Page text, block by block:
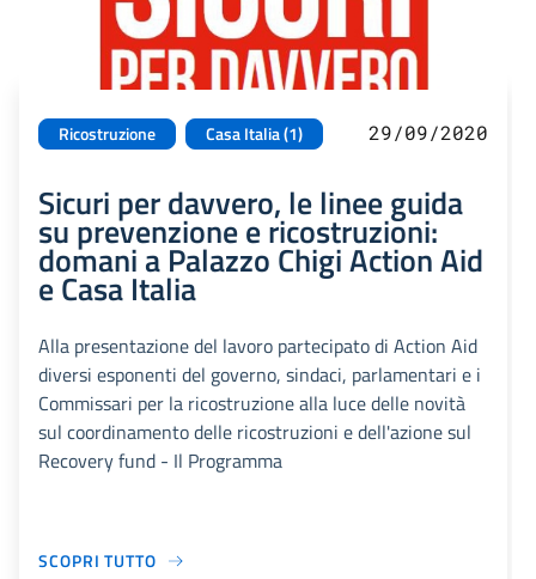
Ricostruzione Casa Italia (1) 29/09/2020
Sicuri per davvero, le linee guida
su prevenzione e ricostruzioni:
domani a Palazzo Chigi Action Aid
e Casa Italia
Alla presentazione del lavoro partecipato di Action Aid
diversi esponenti del governo, sindaci, parlamentari e i
Commissari per la ricostruzione alla luce delle novità
sul coordinamento delle ricostruzioni e dell'azione sul
Recovery fund - Il Programma
SCOPRI TUTTO